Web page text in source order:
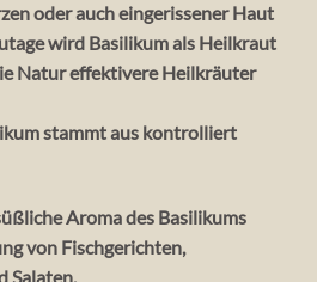
oder auch eingerissener Haut
wird Basilikum als Heilkraut
Natur effektivere Heilkräuter
stammt aus kontrolliert
Aroma des Basilikums
von Fischgerichten,
Salaten.